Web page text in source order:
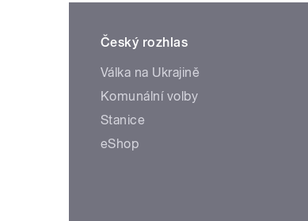
Český rozhlas
Válka na Ukrajině
Komunální volby
Stanice
eShop